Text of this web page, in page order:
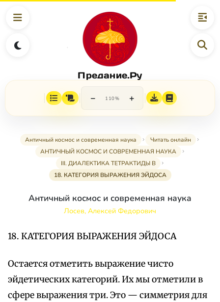
Предание.Ру
− 110% +
Античный космос и современная наука
Читать онлайн
АНТИЧНЫЙ КОСМОС И СОВРЕМЕННАЯ НАУКА
III. ДИАЛЕКТИКА ТЕТРАКТИДЫ В
18. КАТЕГОРИЯ ВЫРАЖЕНИЯ ЭЙДОСА
Античный космос и современная наука
Лосев, Алексей Федорович
18. КАТЕГОРИЯ ВЫРАЖЕНИЯ ЭЙДОСА
Остается отметить выражение чисто
эйдетических категорий. Их мы отметили в
сфере выражения три. Это — симметрия для